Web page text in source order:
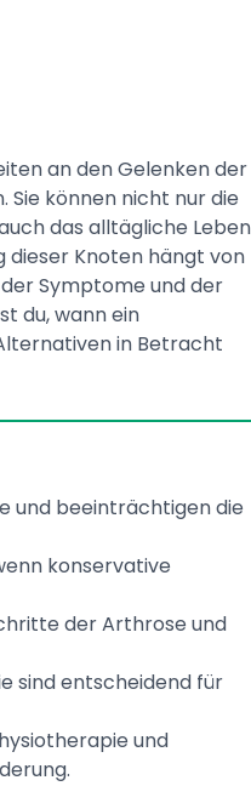
an den Gelenken der
Sie können nicht nur die
das alltägliche Leben
dieser Knoten hängt von
Symptome und der
du, wann ein
in Betracht
und beeinträchtigen die
konservative
der Arthrose und
sind entscheidend für
und